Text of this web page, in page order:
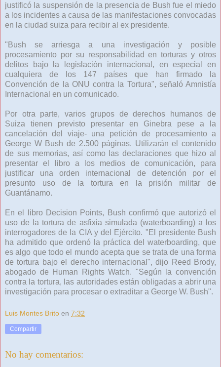
justificó la suspensión de la presencia de Bush fue el miedo
a los incidentes a causa de las manifestaciones convocadas
en la ciudad suiza para recibir al ex presidente.
"Bush se arriesga a una investigación y posible
procesamiento por su responsabilidad en torturas y otros
delitos bajo la legislación internacional, en especial en
cualquiera de los 147 países que han firmado la
Convención de la ONU contra la Tortura", señaló Amnistía
Internacional en un comunicado.
Por otra parte, varios grupos de derechos humanos de
Suiza tienen previsto presentar en Ginebra pese a la
cancelación del viaje- una petición de procesamiento a
George W Bush de 2.500 páginas. Utilizarán el contenido
de sus memorias, así como las declaraciones que hizo al
presentar el libro a los medios de comunicación, para
justificar una orden internacional de detención por el
presunto uso de la tortura en la prisión militar de
Guantánamo.
En el libro Decision Points, Bush confirmó que autorizó el
uso de la tortura de asfixia simulada (waterboarding) a los
interrogadores de la CIA y del Ejército. "El presidente Bush
ha admitido que ordenó la práctica del waterboarding, que
es algo que todo el mundo acepta que se trata de una forma
de tortura bajo el derecho internacional", dijo Reed Brody,
abogado de Human Rights Watch. "Según la convención
contra la tortura, las autoridades están obligadas a abrir una
investigación para procesar o extraditar a George W. Bush".
Luis Montes Brito en 7:32
Compartir
No hay comentarios: